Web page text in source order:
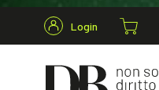
Login